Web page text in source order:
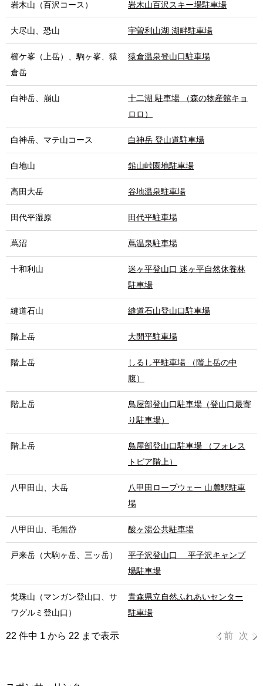
岩木山（百沢コース） 岩木山百沢スキー場駐車場
大尽山、恐山 宇曽利山湖 湖畔駐車場
櫛ケ峯（上岳）、駒ヶ峯、猿
倉岳
猿倉温泉登山口駐車場
白神岳、崩山
十二湖 駐車場 （森の物産館キョ
ロロ）
白神岳、マテ山コース 白神岳 登山道駐車場
白地山 鉛山峠園地駐車場
高田大岳 谷地温泉駐車場
田代平湿原 田代平駐車場
蔦沼 蔦温泉駐車場
十和利山
迷ヶ平登山口 迷ヶ平自然休養林
駐車場
縫道石山 縫道石山登山口駐車場
階上岳 大開平駐車場
階上岳
しるし平駐車場 （階上岳の中
腹）
階上岳
鳥屋部登山口駐車場（登山口最寄
り駐車場）
階上岳
鳥屋部登山口駐車場 （フォレス
トピア階上）
八甲田山、大岳
八甲田ロープウェー 山麓駅駐車
場
八甲田山、毛無岱 酸ヶ湯公共駐車場
戸来岳（大駒ヶ岳、三ッ岳）
平子沢登山口 平子沢キャンプ
場駐車場
梵珠山（マンガン登山口、サ
ワグルミ登山口）
青森県立自然ふれあいセンター
駐車場
22 件中 1 から 22 まで表示 前 次